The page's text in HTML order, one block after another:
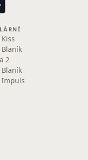
Blaník
2
Blaník
Impuls